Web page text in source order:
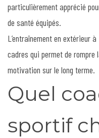
particulièrement apprécié
de santé équipés.
L’entraînement en extérieur
cadres qui permet de
motivation sur le long terme.
Quel
sportif